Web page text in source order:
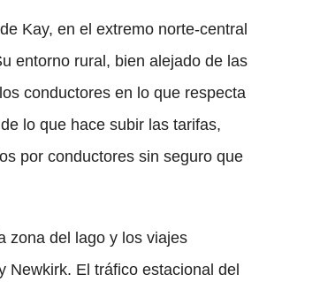
Kay, en el extremo norte-central
entorno rural, bien alejado de las
conductores en lo que respecta
lo que hace subir las tarifas,
por conductores sin seguro que
zona del lago y los viajes
Newkirk. El tráfico estacional del